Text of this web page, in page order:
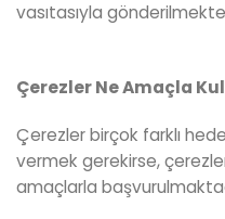
vasıtasıyla
Çerezler Ne Amaçla
Çerezler birçok farklı
vermek gerekirse,
amaçlarla